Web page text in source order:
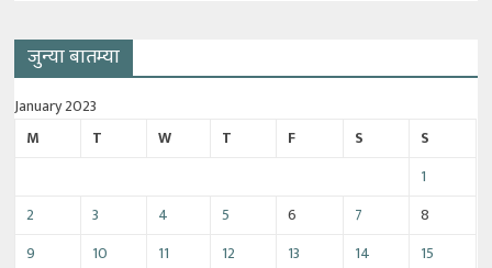
जुन्या बातम्या
January 2023
M
T W T F S
S
1
2
3 4 5 6 7
8
9
10 11 12 13 14
15